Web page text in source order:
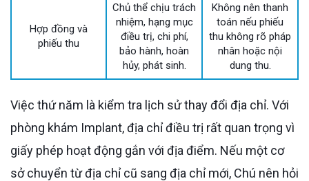
Hợp đồng và
phiếu thu
Chủ thể chịu trách
nhiệm, hạng mục
điều trị, chi phí,
bảo hành, hoàn
hủy, phát sinh.
Không nên thanh
toán nếu phiếu
thu không rõ pháp
nhân hoặc nội
dung thu.
Việc thứ năm là kiểm tra lịch sử thay đổi địa chỉ. Với
phòng khám Implant, địa chỉ điều trị rất quan trọng vì
giấy phép hoạt động gắn với địa điểm. Nếu một cơ
sở chuyển từ địa chỉ cũ sang địa chỉ mới, Chú nên hỏi